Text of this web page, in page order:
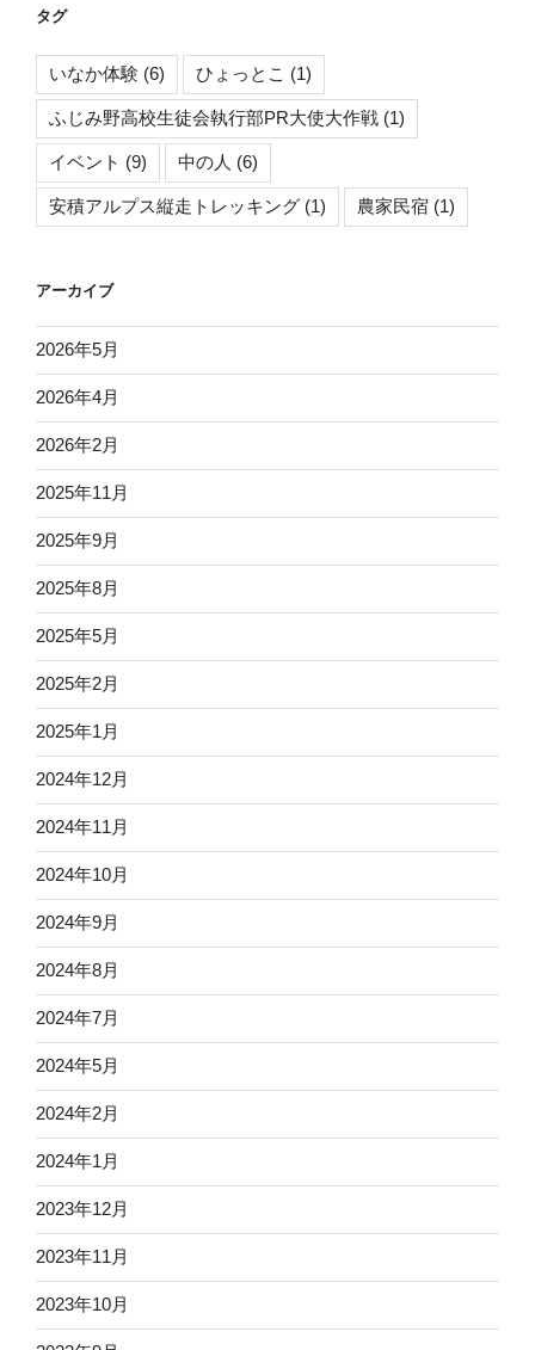
ス
ク
ー
で
出
張
バ
ツ
体
「逢
瀬
い
な
体
験
交
流
議
会」”
の
タグ
いなか体験 (6) ひょっとこ (1)
ふじみ野高校生徒会執行部PR大使大作戦 (1)
イベント (9) 中の人 (6)
安積アルプス縦走トレッキング (1) 農家民宿 (1)
アーカイブ
2026年5月
2026年4月
2026年2月
2025年11月
2025年9月
2025年8月
2025年5月
2025年2月
2025年1月
2024年12月
2024年11月
2024年10月
2024年9月
2024年8月
2024年7月
2024年5月
2024年2月
2024年1月
2023年12月
2023年11月
2023年10月